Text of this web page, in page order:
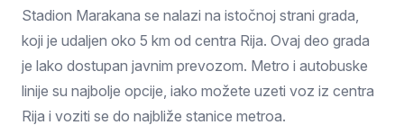
Stadion Marakana se nalazi na istočnoj strani grada,
koji je udaljen oko 5 km od centra Rija. Ovaj deo grada
je lako dostupan javnim prevozom. Metro i autobuske
linije su najbolje opcije, iako možete uzeti voz iz centra
Rija i voziti se do najbliže stanice metroa.